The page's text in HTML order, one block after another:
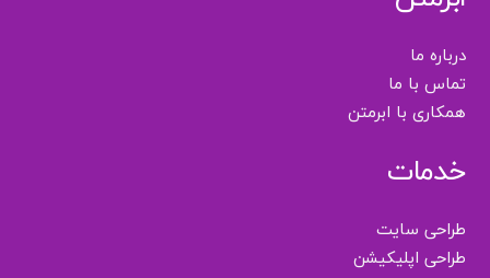
درباره ما
تماس با ما
همکاری با ابرمتن
خدمات
طراحی سایت
طراحی اپلیکیشن